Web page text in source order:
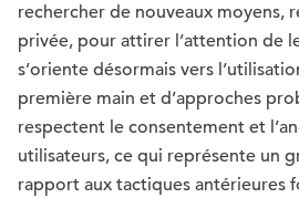
rechercher de nouveaux moyens,
privée, pour attirer l’attention de
s’oriente désormais vers
première main et d’approches
respectent le consentement et
utilisateurs, ce qui représente un
rapport aux tactiques antérieures